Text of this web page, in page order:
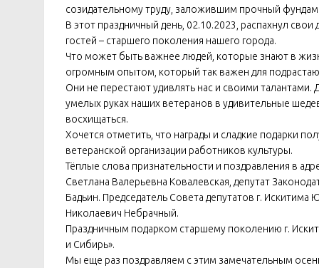
созидательному труду, заложившим прочный
В этот праздничный день, 02.10.2023, распахнул
гостей – старшего поколения нашего города.
Что может быть важнее людей, которые знают в
огромным опытом, который так важен для
Они не перестают удивлять нас и своими
умелых руках наших ветеранов в удивительные
восхищаться.
Хочется отметить, что награды и сладкие подарки
ветеранской организации работников культуры.
Тёплые слова признательности и поздравления в
Светлана Валерьевна Ковалевская, депутат
Бадьин. Председатель Совета депутатов г.
Николаевич Небрачный.
Праздничным подарком старшему поколению г.
и Сибирь».
Мы еще раз поздравляем с этим замечательным